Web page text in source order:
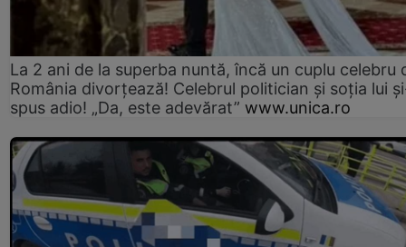
La 2 ani de la superba nuntă, încă un cuplu celebru
România divorțează! Celebrul politician și soția lui
spus adio! „Da, este adevărat” www.unica.ro